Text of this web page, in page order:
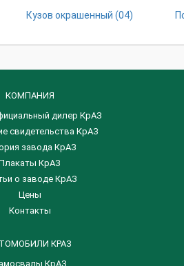
Кузов окрашенный (04)
КОМПАНИЯ
дилер КрАЗ
свидетельства КрАЗ
завода КрАЗ
КрАЗ
о заводе КрАЗ
Цены
Контакты
КРАЗ
КрАЗ